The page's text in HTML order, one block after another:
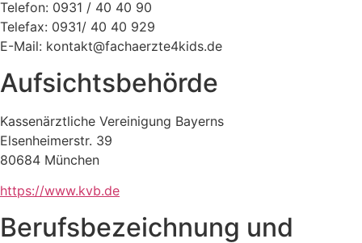
Telefon: 0931 / 40 40 90
Telefax: 0931/ 40 40 929
E-Mail: kontakt@fachaerzte4kids.de
Aufsichtsbehörde
Kassenärztliche Vereinigung Bayerns
Elsenheimerstr. 39
80684 München
https://www.kvb.de
Berufsbezeichnung und